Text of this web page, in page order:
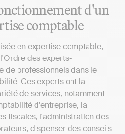
d'un
comptable
en expertise comptable,
des experts-
de professionnels dans le
Ces experts ont la
de services, notamment
d'entreprise, la
fiscales, l'administration des
dispenser des conseils